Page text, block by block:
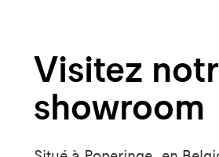
Visitez
showroom